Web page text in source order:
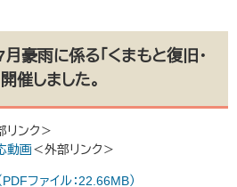
月豪雨に係る「くまもと復旧・
催しました。
リンク＞
動画＜外部リンク＞
ファイル：22.66MB）